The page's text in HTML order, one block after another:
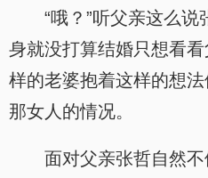
“哦？”听父亲这么
身就没打算结婚只想看
样的老婆抱着这样的想
那女人的情况。
面对父亲张哲自然